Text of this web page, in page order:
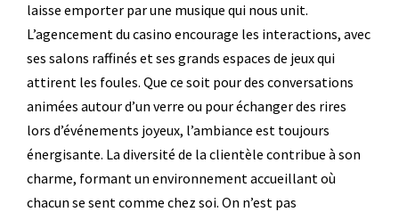
laisse emporter par une musique qui nous unit.
L’agencement du casino encourage les interactions, avec
ses salons raffinés et ses grands espaces de jeux qui
attirent les foules. Que ce soit pour des conversations
animées autour d’un verre ou pour échanger des rires
lors d’événements joyeux, l’ambiance est toujours
énergisante. La diversité de la clientèle contribue à son
charme, formant un environnement accueillant où
chacun se sent comme chez soi. On n’est pas